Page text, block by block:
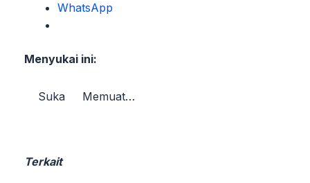
WhatsApp
Menyukai ini:
Suka Memuat…
Terkait